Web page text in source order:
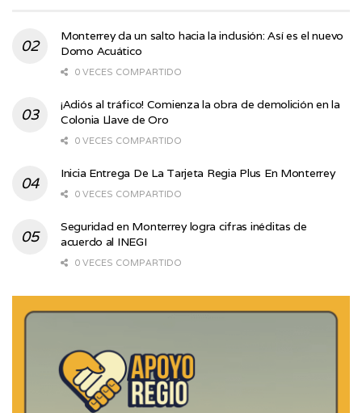
Monterrey da un salto hacia la inclusión: Así es el nuevo
Domo Acuático
0 VECES COMPARTIDO
¡Adiós al tráfico! Comienza la obra de demolición en la
Colonia Llave de Oro
0 VECES COMPARTIDO
Inicia Entrega De La Tarjeta Regia Plus En Monterrey
0 VECES COMPARTIDO
Seguridad en Monterrey logra cifras inéditas de
acuerdo al INEGI
0 VECES COMPARTIDO